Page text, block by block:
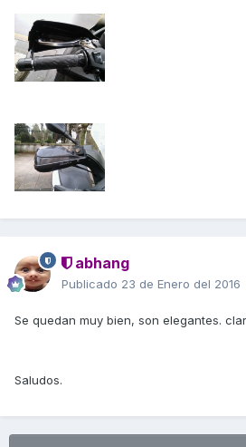
abhang
Publicado 23 de Enero del 2016
Se quedan muy bien, son elegantes.
Saludos.